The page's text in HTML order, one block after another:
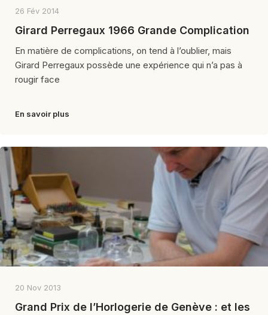
26 Fév 2014
Girard Perregaux 1966 Grande Complication
En matière de complications, on tend à l’oublier, mais
Girard Perregaux possède une expérience qui n’a pas à
rougir face
En savoir plus
20 Nov 2013
Grand Prix de l’Horlogerie de Genève : et les